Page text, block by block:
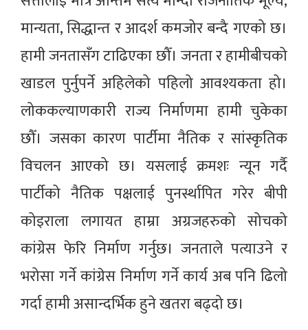
मान्यता, सिद्धान्त र आदर्श कमजोर बन्दै गएको छ।
हामी जनतासँग टाढिएका छौँ। जनता र हामीबीचको
खाडल पुर्नुपर्ने अहिलेको पहिलो आवश्यकता हो।
लोककल्याणकारी राज्य निर्माणमा हामी चुकेका
छौँ। जसका कारण पार्टीमा नैतिक र सांस्कृतिक
विचलन आएको छ। यसलाई क्रमशः न्यून गर्दै
पार्टीको नैतिक पक्षलाई पुनर्स्थापित गरेर बीपी
कोइराला लगायत हाम्रा अग्रजहरुको सोचको
कांग्रेस फेरि निर्माण गर्नुछ। जनताले पत्याउने र
भरोसा गर्ने कांग्रेस निर्माण गर्ने कार्य अब पनि ढिलो
गर्दा हामी असान्दर्भिक हुने खतरा बढ्दो छ।